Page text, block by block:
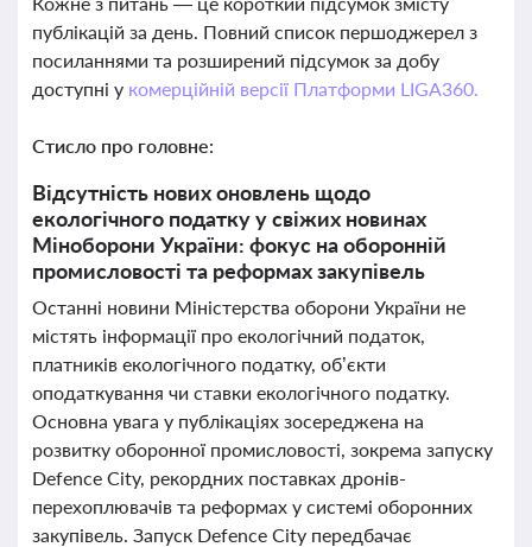
публікацій за день. Повний список першоджерел з
посиланнями та розширений підсумок за добу
доступні у комерційній версії Платформи LIGA360.
Стисло про головне:
Відсутність нових оновлень щодо
екологічного податку у свіжих новинах
Міноборони України: фокус на оборонній
промисловості та реформах закупівель
Останні новини Міністерства оборони України не
містять інформації про екологічний податок,
платників екологічного податку, об’єкти
оподаткування чи ставки екологічного податку.
Основна увага у публікаціях зосереджена на
розвитку оборонної промисловості, зокрема запуску
Defence City, рекордних поставках дронів-
перехоплювачів та реформах у системі оборонних
закупівель. Запуск Defence City передбачає